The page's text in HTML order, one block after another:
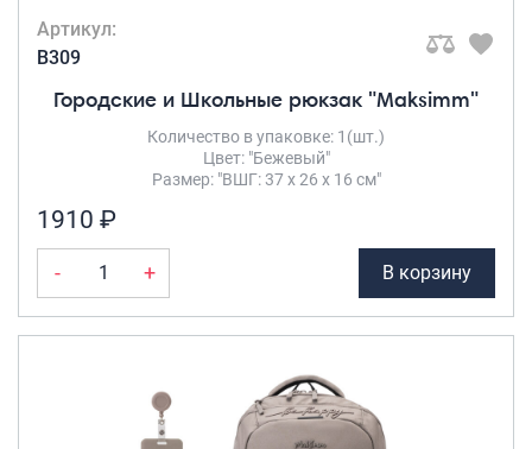
Артикул:
B309
Городские и Школьные рюкзак "Maksimm"
Количество в упаковке: 1(шт.)
Цвет: "Бежевый"
Размер: "ВШГ: 37 х 26 х 16 см"
1910 ₽
- + В корзину